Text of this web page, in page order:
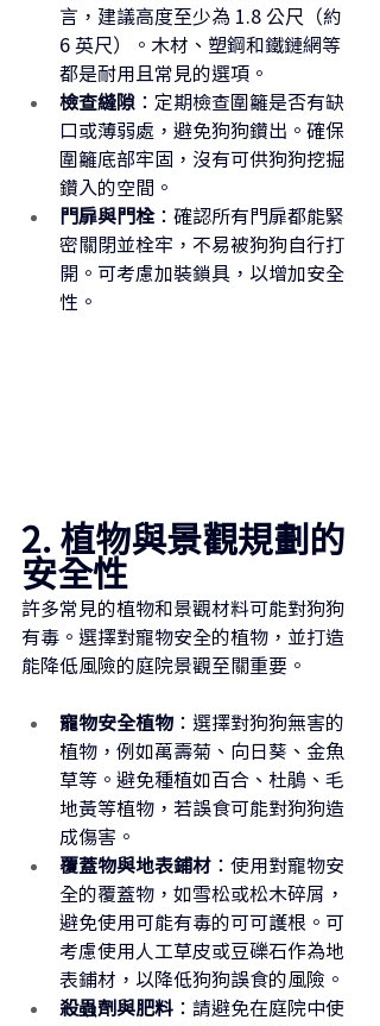
言，建議高度至少為 1.8 公尺（約
6 英尺）。木材、塑鋼和鐵鏈網等
都是耐用且常見的選項。
檢查縫隙 ：定期檢查圍籬是否有缺
口或薄弱處，避免狗狗鑽出。確保
圍籬底部牢固，沒有可供狗狗挖掘
鑽入的空間。
門扉與門栓：確認所有門扉都能緊
密關閉並栓牢，不易被狗狗自行打
開。可考慮加裝鎖具，以增加安全
性。
2. 植物與景觀規劃的
安全性
許多常見的植物和景觀材料可能對狗狗
有毒。選擇對寵物安全的植物，並打造
能降低風險的庭院景觀至關重要。
寵物安全植物 ：選擇對狗狗無害的
植物，例如萬壽菊、向日葵、金魚
草等。避免種植如百合、杜鵑、毛
地黃等植物，若誤食可能對狗狗造
成傷害。
覆蓋物與地表鋪材 ：使用對寵物安
全的覆蓋物，如雪松或松木碎屑，
避免使用可能有毒的可可護根。可
考慮使用人工草皮或豆礫石作為地
表鋪材，以降低狗狗誤食的風險。
殺蟲劑與肥料 ：請避免在庭院中使